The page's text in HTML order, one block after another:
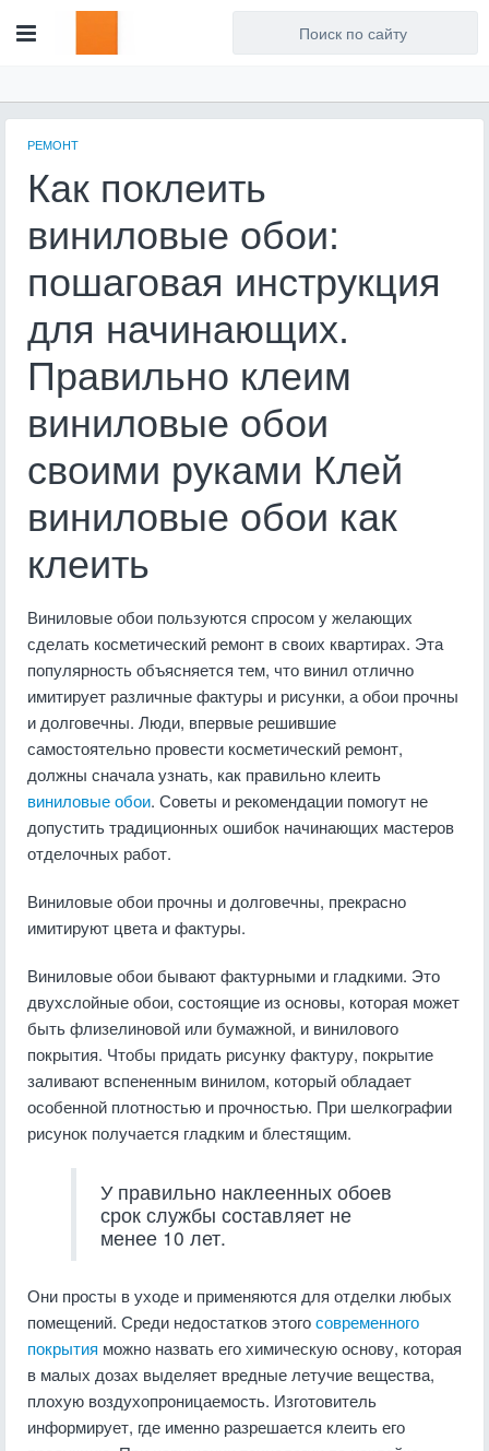
РЕМОНТ
Как поклеить
виниловые обои:
пошаговая инструкция
для начинающих.
Правильно клеим
виниловые обои
своими руками Клей
виниловые обои как
клеить
Виниловые обои пользуются спросом у желающих
сделать косметический ремонт в своих квартирах. Эта
популярность объясняется тем, что винил отлично
имитирует различные фактуры и рисунки, а обои прочны
и долговечны. Люди, впервые решившие
самостоятельно провести косметический ремонт,
должны сначала узнать, как правильно клеить
виниловые обои. Советы и рекомендации помогут не
допустить традиционных ошибок начинающих мастеров
отделочных работ.
Виниловые обои прочны и долговечны, прекрасно
имитируют цвета и фактуры.
Виниловые обои бывают фактурными и гладкими. Это
двухслойные обои, состоящие из основы, которая может
быть флизелиновой или бумажной, и винилового
покрытия. Чтобы придать рисунку фактуру, покрытие
заливают вспененным винилом, который обладает
особенной плотностью и прочностью. При шелкографии
рисунок получается гладким и блестящим.
У правильно наклеенных обоев
срок службы составляет не
менее 10 лет.
Они просты в уходе и применяются для отделки любых
помещений. Среди недостатков этогосовременного
покрытия можно назвать его химическую основу, которая
в малых дозах выделяет вредные летучие вещества,
плохую воздухопроницаемость. Изготовитель
информирует, где именно разрешается клеить его
Для любых предложений по
сайту: artist71@cp9.ru